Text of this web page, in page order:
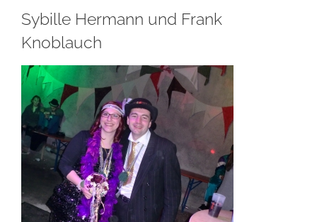
Sybille Hermann und Frank
Knoblauch